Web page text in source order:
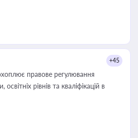
+45
правове регулювання
рівнів та кваліфікацій в